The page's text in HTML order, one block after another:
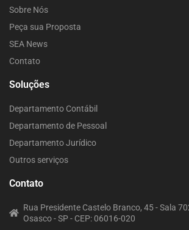
Sobre Nós
Peça sua Proposta
SEA News
Contato
Soluções
Departamento Contábil
Departamento de Pessoal
Departamento Jurídico
Outros serviços
Contato
Rua Presidente Castelo Branco, 45 - Sala
Osasco - SP - CEP: 06016-020